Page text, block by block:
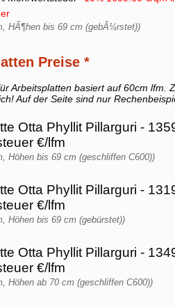
HÃ¶hen bis 69 cm (gebÃ¼rstet))
Preise *
Arbeitsplatten basiert auf 60cm lfm.
Auf der Seite sind nur
Otta Phyllit Pillarguri -
€/lfm
Höhen bis 69 cm (geschliffen C600))
Otta Phyllit Pillarguri -
€/lfm
Höhen bis 69 cm (gebürstet))
Otta Phyllit Pillarguri -
€/lfm
Höhen ab 70 cm (geschliffen C600))